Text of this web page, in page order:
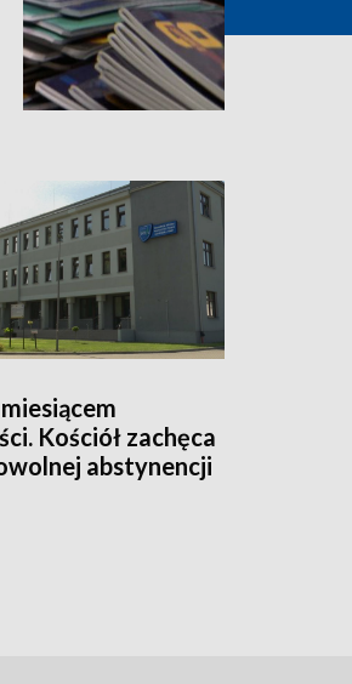
Kościół zachęca
abstynencji